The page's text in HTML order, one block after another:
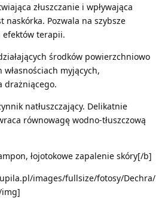
złuszczanie i wpływająca
naskórka. Pozwala na szybsze
efektów terapii.
środków powierzchniowo
własnościach myjących,
drażniącego.
natłuszczający. Delikatnie
równowagę wodno-tłuszczową
łojotokowe zapalenie skóry[/b]
images/fullsize/fotosy/Dechra/
img]